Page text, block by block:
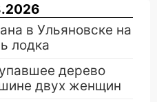
в Ульяновске на
лодка
дерево
двух женщин